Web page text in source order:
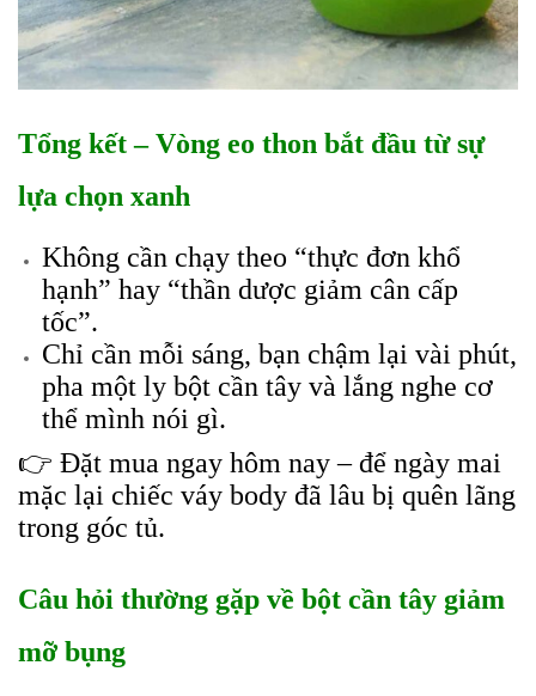
Tổng kết – Vòng eo thon bắt đầu từ sự
lựa chọn xanh
Không cần chạy theo “thực đơn khổ
hạnh” hay “thần dược giảm cân cấp
tốc”.
Chỉ cần mỗi sáng, bạn chậm lại vài phút,
pha một ly bột cần tây và lắng nghe cơ
thể mình nói gì.
👉 Đặt mua ngay hôm nay – để ngày mai
mặc lại chiếc váy body đã lâu bị quên lãng
trong góc tủ.
Câu hỏi thường gặp về bột cần tây giảm
mỡ bụng